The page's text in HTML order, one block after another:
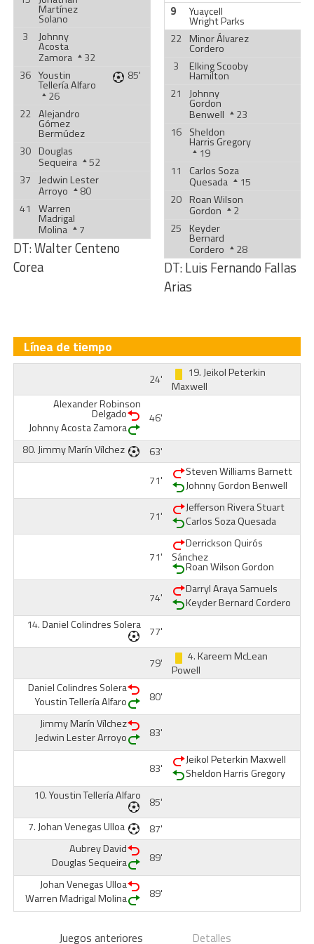
Martínez
Solano
3
Johnny
Acosta
Zamora
32
36 Youstin
Tellería Alfaro
26
85'
22 Alejandro
Gómez
Bermúdez
30 Douglas
Sequeira
52
37 Jedwin Lester
Arroyo
80
41 Warren
Madrigal
Molina 7
DT:Walter Centeno
Corea
9
Yuaycell
Wright Parks
22 Minor Álvarez
Cordero
3
Elking Scooby
Hamilton
21 Johnny
Gordon
Benwell
23
16 Sheldon
Harris Gregory
19
11
Carlos Soza
Quesada
15
20 Roan Wilson
Gordon
2
25 Keyder
Bernard
Cordero 28
DT:Luis Fernando Fallas
Arias
Línea de tiempo
24' 19.Jeikol Peterkin
Maxwell
Alexander Robinson
Delgado
Johnny Acosta Zamora
46'
80.Jimmy Marín Vílchez
63'
71'
Steven Williams Barnett
Johnny Gordon Benwell
71'
Jefferson Rivera Stuart
Carlos Soza Quesada
71'
Derrickson Quirós
Sánchez
Roan Wilson Gordon
74'
Darryl Araya Samuels
Keyder Bernard Cordero
14.Daniel Colindres Solera 77'
79' 4.Kareem McLean
Powell
Daniel Colindres Solera
Youstin Tellería Alfaro
80'
Jimmy Marín Vílchez
Jedwin Lester Arroyo
83'
83'
Jeikol Peterkin Maxwell
Sheldon Harris Gregory
10.Youstin Tellería Alfaro
85'
7.Johan Venegas Ulloa
87'
Aubrey David
Douglas Sequeira
89'
Johan Venegas Ulloa
Warren Madrigal Molina
89'
Juegos anteriores Detalles